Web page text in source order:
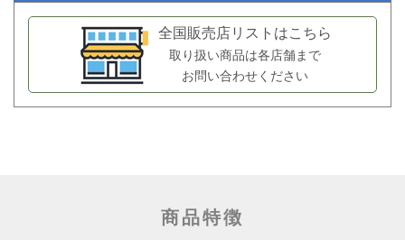
全国販売店リストはこちら
取り扱い商品は各店舗まで
お問い合わせください
商品特徴